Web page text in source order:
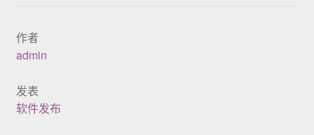
作者
admin
发表
软件发布